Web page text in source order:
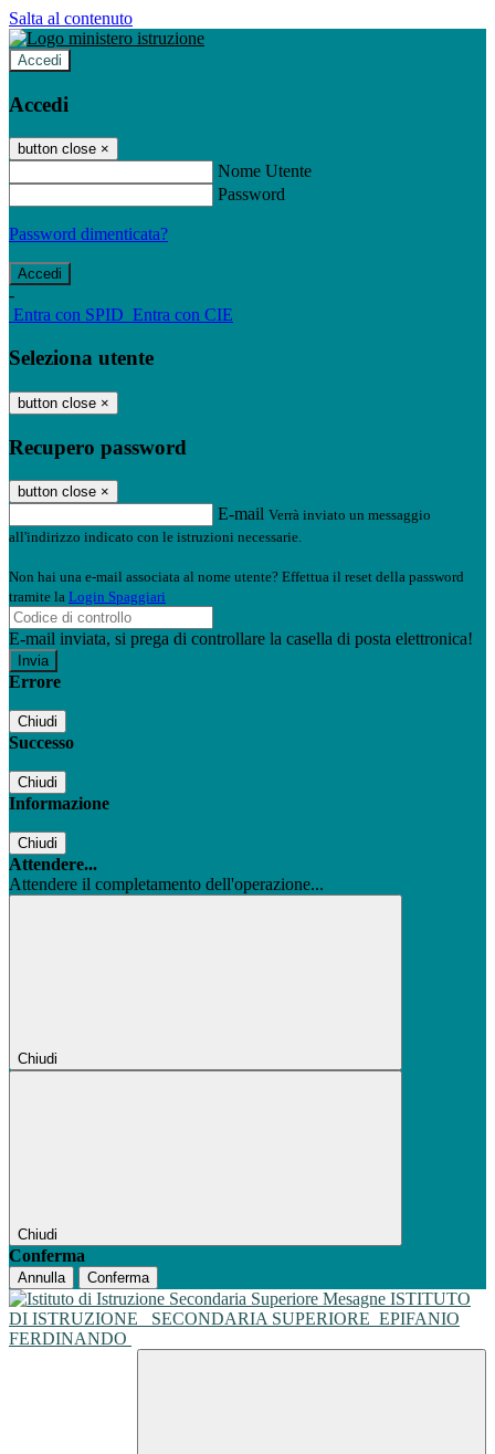
Salta al contenuto
Accedi
Accedi
button close ×
Nome Utente
Password
Password dimenticata?
-
Entra con SPID Entra con CIE
Seleziona utente
button close ×
Recupero password
button close ×
E-mail Verrà inviato un messaggio
all'indirizzo indicato con le istruzioni necessarie.
Non hai una e-mail associata al nome utente? Effettua il reset della password
tramite la Login Spaggiari
E-mail inviata, si prega di controllare la casella di posta elettronica!
Errore
Chiudi
Successo
Chiudi
Informazione
Chiudi
Attendere...
Attendere il completamento dell'operazione...
Chiudi
Chiudi
Conferma
Annulla Conferma
ISTITUTO
DI ISTRUZIONE
SECONDARIA SUPERIORE EPIFANIO
FERDINANDO